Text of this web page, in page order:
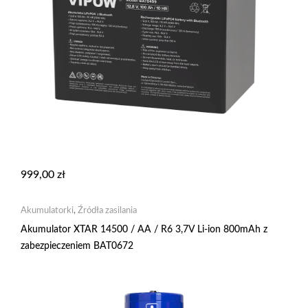
999,00 zł
Akumulatorki, Źródła zasilania
Akumulator XTAR 14500 / AA / R6 3,7V Li-ion 800mAh z
zabezpieczeniem BAT0672